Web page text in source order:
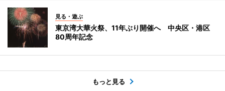
見る・遊ぶ
東京湾大華火祭、11年ぶり開催へ 中央区・港区
80周年記念
もっと見る